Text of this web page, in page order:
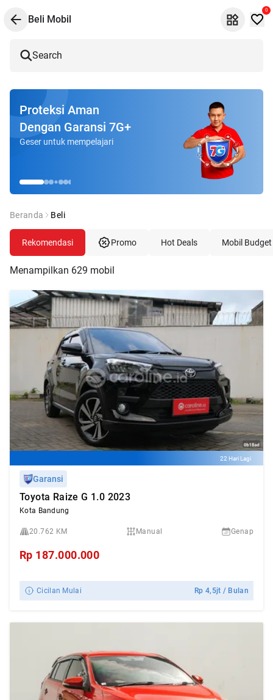
Beli Mobil
0
Search
Proteksi Aman
Dengan Garansi 7G+
Geser untuk mempelajari
Beranda Beli
Rekomendasi Promo Hot Deals Mobil Budget
Menampilkan 629 mobil
22 Hari Lagi
Garansi
Toyota Raize G 1.0 2023
Kota Bandung
20.762 KM Manual Genap
Rp 187.000.000
Cicilan Mulai Rp4,5jt / Bulan